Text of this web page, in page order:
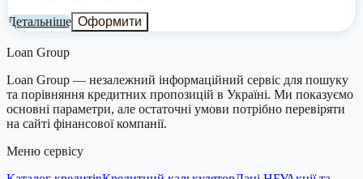
Детальніше Оформити
Loan Group
Loan Group — незалежний інформаційний сервіс для пошуку
та порівняння кредитних пропозицій в Україні. Ми показуємо
основні параметри, але остаточні умови потрібно перевіряти
на сайті фінансової компанії.
Меню сервісу